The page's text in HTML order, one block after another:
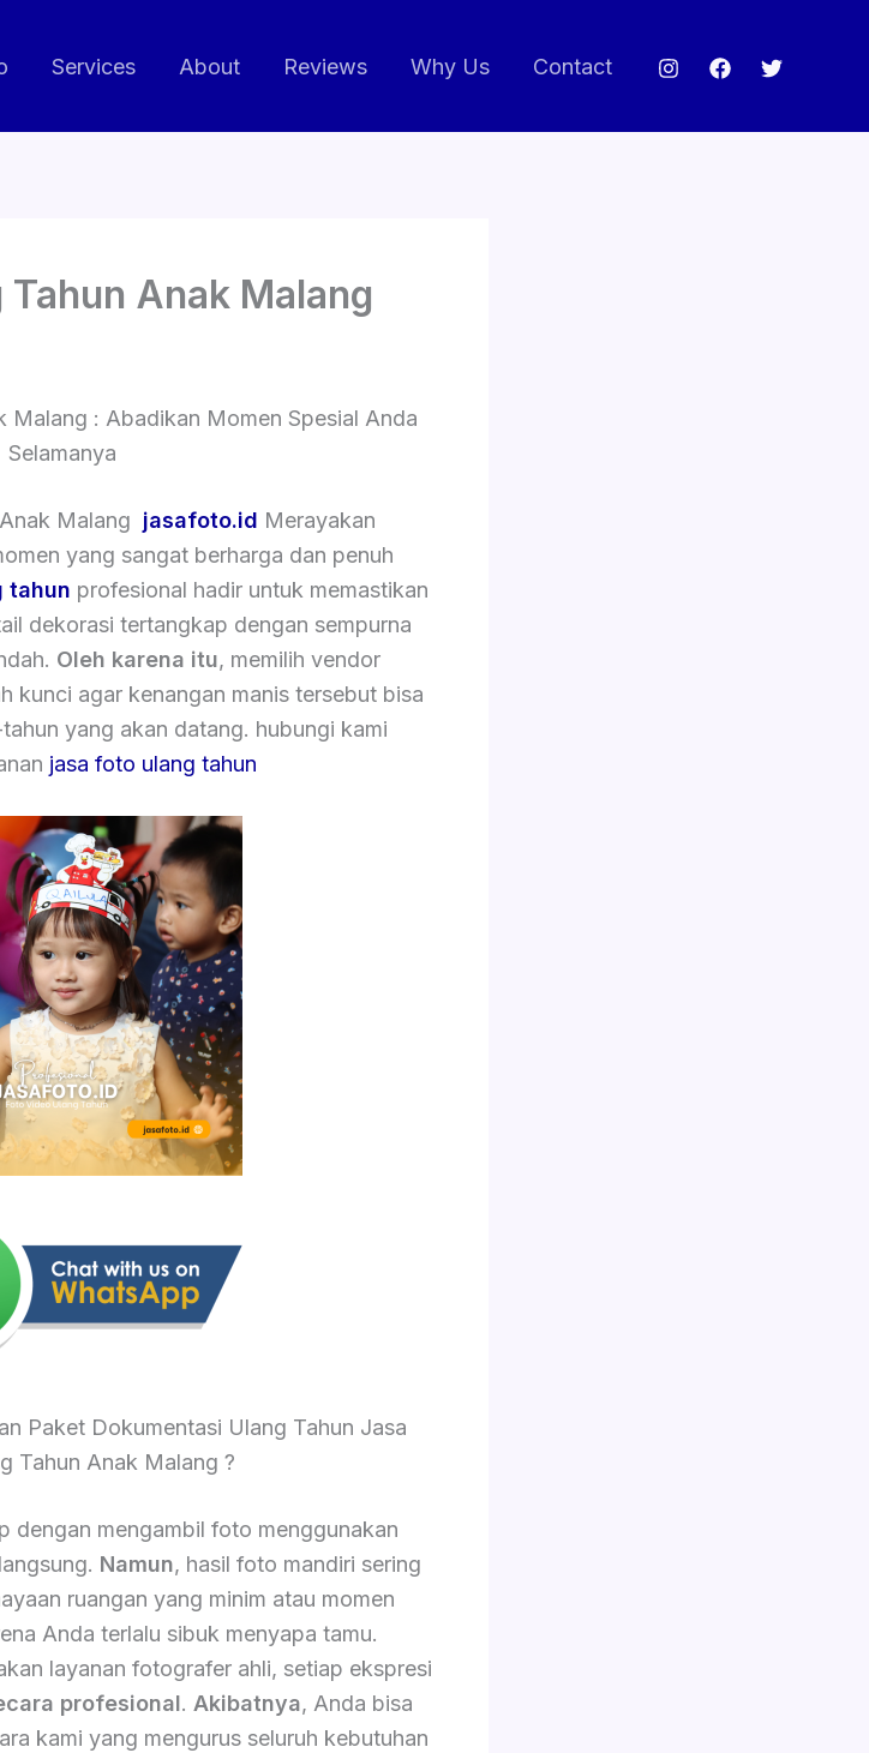
Services About Reviews Why Us Contact
Anak Malang
Malang : Abadikan Momen Spesial Anda
Selamanya
Malang jasafoto.id Merayakan
yang sangat berharga dan penuh
tahun profesional hadir untuk memastikan
dekorasi tertangkap dengan sempurna
Oleh karena itu, memilih vendor
kunci agar kenangan manis tersebut bisa
yang akan datang. hubungi kami
jasa foto ulang tahun
Paket Dokumentasi Ulang Tahun Jasa
Tahun Anak Malang ?
dengan mengambil foto menggunakan
Namun, hasil foto mandiri sering
ruangan yang minim atau momen
Anda terlalu sibuk menyapa tamu.
layanan fotografer ahli, setiap ekspresi
profesional. Akibatnya, Anda bisa
kami yang mengurus seluruh kebutuhan